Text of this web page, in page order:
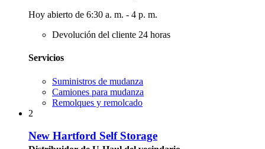
Hoy abierto de 6:30 a. m. - 4 p. m.
Devolución del cliente 24 horas
Servicios
Suministros de mudanza
Camiones para mudanza
Remolques y remolcado
2
New Hartford Self Storage